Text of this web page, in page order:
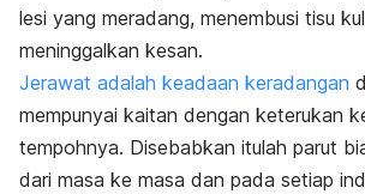
lesi yang meradang, menembusi tisu
meninggalkan kesan.
Jerawat adalah keadaan keradangan
mempunyai kaitan dengan keterukan
tempohnya. Disebabkan itulah parut
dari masa ke masa dan pada setiap